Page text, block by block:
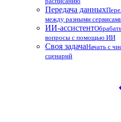
Передача данных
между разными
ИИ-ассистент
вопросы с помощью ИИ
Своя задачаНачать с
сценарий